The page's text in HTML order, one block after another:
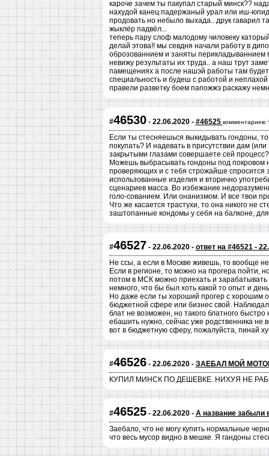
кароче зачем ты пакупал старый минск??
нахудой канец падержаный урал или иш-
продовать но небыло выхада.. друк гаварил
жыклёр падвёл...
теперь пару слоф малодому чиловеку
делай этова!! мы севдня начали работу в
оброзованнием и заняты
невижу результаты их труда.. а наш трут
памещениях а после нашэй работы там
специальность и будеш с работой и
правели разветку боем папожжэ раскажу
#46530- 22.06.2020 - #46525 комментариев:
Если ты стесняешься выкидывать гондоны,
покупать? И надевать в присутствии дам
закрытыми глазами совершаете сей процесс?
Можешь выбрасывать гондоны под покровом
проверяющих и с тебя строжайше спросится
использованные изделия и вторично
сценариев масса. Во избежание
голо-сованием. Или онанизмом. И все твои
Что же касается трастухи, то она никого не
заштопанные кондомы у себя на балконе,
#46527 - 22.06.2020 - ответ на #46521 -
Не ссы, а если в Москве живешь, то вообще
Если в регионе, то можно на прогера пойти,
потом в МСК можно приехать и зарабатывать
немного, что бы был хоть какой то опыт и
Но даже если ты хороший прогер с хорошим
бюджетной сфере или бизнес свой. Наблюдал
блат не возможен, но такого блатного
ебашить нужно, сейчас уже родственника не
вот в бюджетную сферу, пожалуйста, пинай
#46526- 22.06.2020 - ЗАЕБАЛ МОЙ
КУПИЛ МИНСК ПО ДЕШЕВКЕ. НИХУЯ НЕ
#46525- 22.06.2020 - А название забыли
Заебало, что не могу купить нормальные
что весь мусор видно в мешке. Я гандоны